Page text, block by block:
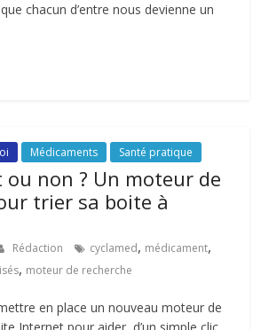
chacun d’entre nous devienne un
Médicaments Santé pratique
ou non ? Un moteur de
trier sa boite à
Rédaction cyclamed, médicament,
, moteur de recherche
en place un nouveau moteur de